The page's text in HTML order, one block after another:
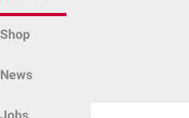
Shop
News